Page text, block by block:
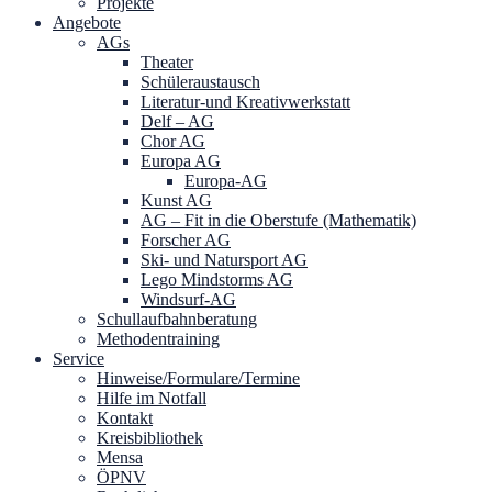
Angebote
AGs
Theater
Schüleraustausch
Literatur-und Kreativwerkstatt
Delf – AG
Chor AG
Europa AG
Europa-AG
Kunst AG
AG – Fit in die Oberstufe (Mathematik)
Forscher AG
Ski- und Natursport AG
Lego Mindstorms AG
Windsurf-AG
Schullaufbahnberatung
Methodentraining
Service
Hinweise/Formulare/Termine
Hilfe im Notfall
Kontakt
Kreisbibliothek
Mensa
ÖPNV